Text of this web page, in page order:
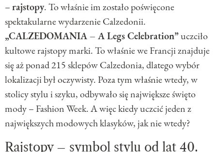
–rajstopy. To właśnie im zostało poświęcone
spektakularne wydarzenie Calzedonii.
„CALZEDOMANIA – A Legs Celebration”uczciło
kultowe rajstopy marki. To właśnie we Francji znajduje
się aż ponad 215 sklepów Calzedonia, dlatego wybór
lokalizacji był oczywisty. Poza tym właśnie wtedy, w
stolicy stylu i szyku, odbywało się największe święto
mody – Fashion Week. A więc kiedy uczcić jeden z
największych modowych klasyków, jak nie wtedy?
Rajstopy – symbol stylu od lat 40.